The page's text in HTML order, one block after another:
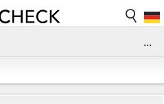
...